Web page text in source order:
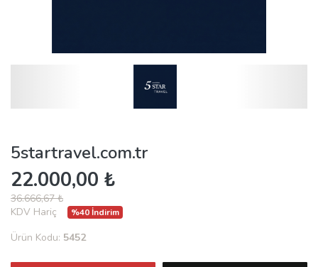
5startravel.com.tr
22.000,00 ₺
36.666,67 ₺
KDV Hariç
%40 İndirim
Ürün Kodu: 5452